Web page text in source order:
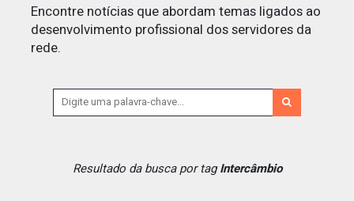
Encontre notícias que abordam temas ligados ao
desenvolvimento profissional dos servidores da
rede.
Resultado da busca por tagIntercâmbio